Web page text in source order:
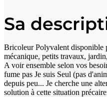
Sa
Bricoleur Polyvalent disponible
mécanique, petits travaux,
A voir ensemble selon vos
fume pas Je suis Seul (pas
depuis peu... Je cherche une
solution à cette situation